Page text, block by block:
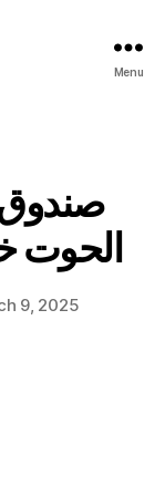
Menu
صندوق
الحوت
9, 2025